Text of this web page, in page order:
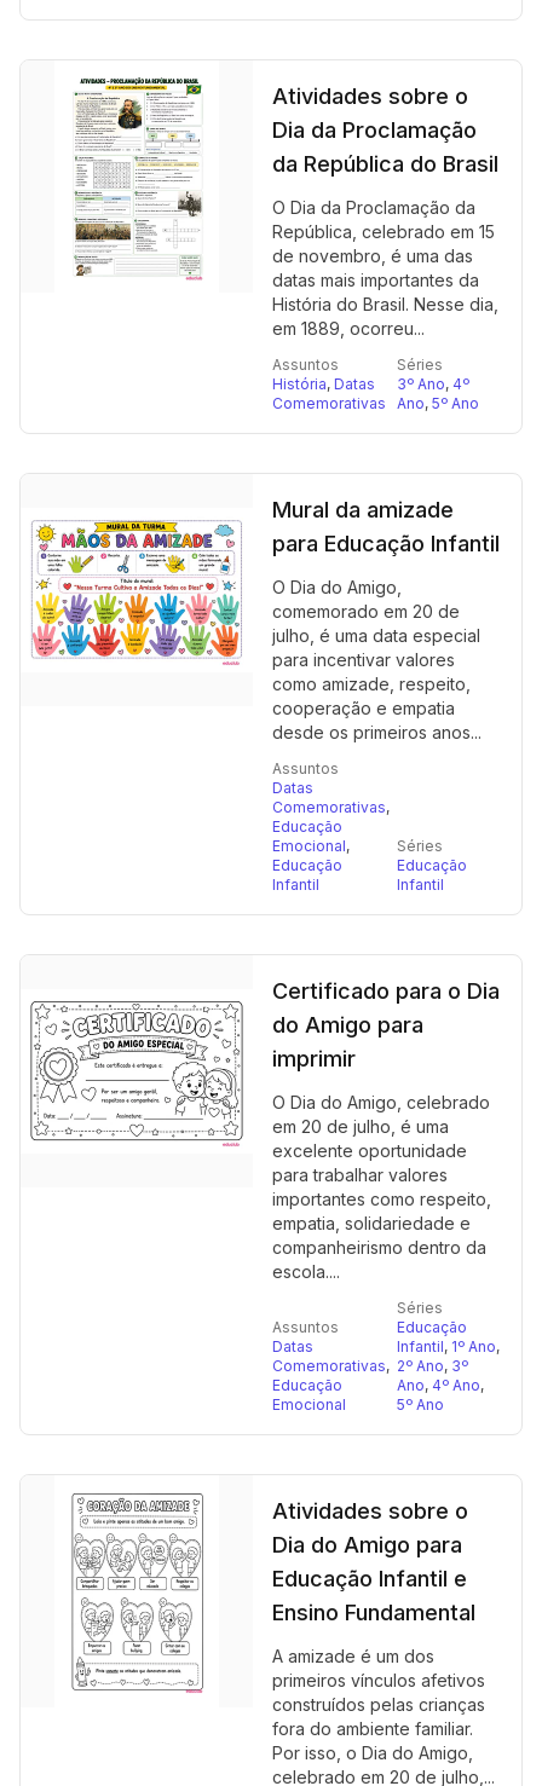
Atividades sobre o
Dia da Proclamação
da República do Brasil
O Dia da Proclamação da
República, celebrado em 15
de novembro, é uma das
datas mais importantes da
História do Brasil. Nesse dia,
em 1889, ocorreu...
Assuntos
História, Datas
Comemorativas
Séries
3º Ano, 4º
Ano, 5º Ano
Mural da amizade
para Educação Infantil
O Dia do Amigo,
comemorado em 20 de
julho, é uma data especial
para incentivar valores
como amizade, respeito,
cooperação e empatia
desde os primeiros anos...
Assuntos
Datas
Comemorativas,
Educação
Emocional,
Educação
Infantil
Séries
Educação
Infantil
Certificado para o Dia
do Amigo para
imprimir
O Dia do Amigo, celebrado
em 20 de julho, é uma
excelente oportunidade
para trabalhar valores
importantes como respeito,
empatia, solidariedade e
companheirismo dentro da
escola....
Assuntos
Datas
Comemorativas,
Educação
Emocional
Séries
Educação
Infantil, 1º Ano,
2º Ano, 3º
Ano, 4º Ano,
5º Ano
Atividades sobre o
Dia do Amigo para
Educação Infantil e
Ensino Fundamental
A amizade é um dos
primeiros vínculos afetivos
construídos pelas crianças
fora do ambiente familiar.
Por isso, o Dia do Amigo,
celebrado em 20 de julho,...